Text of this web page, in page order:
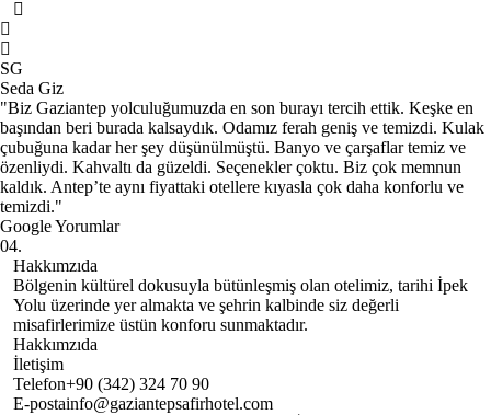
SG
Seda Giz
"Biz Gaziantep yolculuğumuzda en son burayı tercih ettik. Keşke en
başından beri burada kalsaydık. Odamız ferah geniş ve temizdi. Kulak
çubuğuna kadar her şey düşünülmüştü. Banyo ve çarşaflar temiz ve
özenliydi. Kahvaltı da güzeldi. Seçenekler çoktu. Biz çok memnun
kaldık. Antep’te aynı fiyattaki otellere kıyasla çok daha konforlu ve
temizdi."
Google Yorumlar
04.
Hakkımzıda
Bölgenin kültürel dokusuyla bütünleşmiş olan otelimiz, tarihi İpek
Yolu üzerinde yer almakta ve şehrin kalbinde siz değerli
misafirlerimize üstün konforu sunmaktadır.
Hakkımzıda
İletişim
Telefon+90 (342) 324 70 90
E-postainfo@gaziantepsafirhotel.com